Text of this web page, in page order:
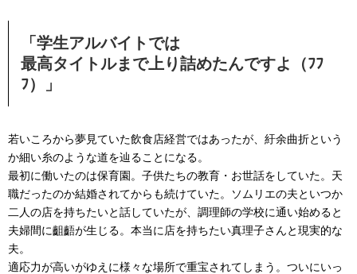
「学生アルバイトでは
最高タイトルまで上り詰めたんですよ（ﾌﾌ
ﾌ）」
若いころから夢見ていた飲食店経営ではあったが、紆余曲折という
か細い糸のような道を辿ることになる。
最初に働いたのは保育園。子供たちの教育・お世話をしていた。天
職だったのか結婚されてからも続けていた。ソムリエの夫といつか
二人の店を持ちたいと話していたが、調理師の学校に通い始めると
夫婦間に齟齬が生じる。本当に店を持ちたい真理子さんと現実的な
夫。
適応力が高いがゆえに様々な場所で重宝されてしまう。ついにいっ